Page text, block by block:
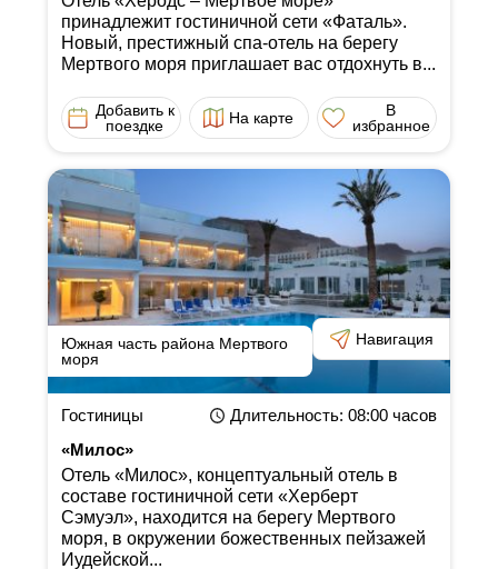
принадлежит гостиничной сети «Фаталь».
Новый, престижный спа-отель на берегу
Мертвого моря приглашает вас отдохнуть в...
Добавить к
поездке
На карте
В
избранное
Южная часть района Мертвого
моря
Навигация
Гостиницы Длительность: 08:00часов
«Милос»
Отель «Милос», концептуальный отель в
составе гостиничной сети «Херберт
Сэмуэл», находится на берегу Мертвого
моря, в окружении божественных пейзажей
Иудейской...